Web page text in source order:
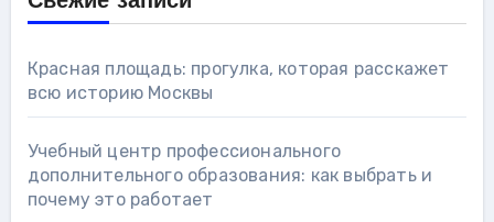
Красная площадь: прогулка, которая расскажет
всю историю Москвы
Учебный центр профессионального
дополнительного образования: как выбрать и
почему это работает